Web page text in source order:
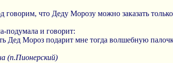
говорим, что Деду Морозу можно заказать
подумала и говорит:
Дед Мороз подарит мне тогда волшебную
(п.Пионерский)